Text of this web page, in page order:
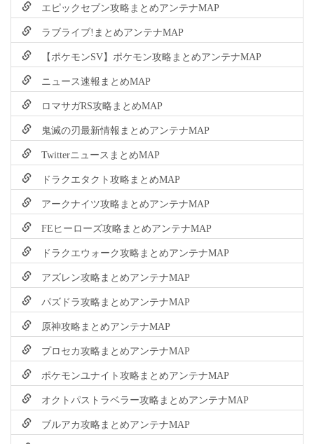
エピックセブン攻略まとめアンテナMAP
ラブライブ!まとめアンテナMAP
【ポケモンSV】ポケモン攻略まとめアンテナMAP
ニュース速報まとめMAP
ロマサガRS攻略まとめMAP
鬼滅の刃最新情報まとめアンテナMAP
TwitterニュースまとめMAP
ドラクエタクト攻略まとめMAP
アークナイツ攻略まとめアンテナMAP
FEヒーローズ攻略まとめアンテナMAP
ドラクエウォーク攻略まとめアンテナMAP
アズレン攻略まとめアンテナMAP
パズドラ攻略まとめアンテナMAP
原神攻略まとめアンテナMAP
プロセカ攻略まとめアンテナMAP
ポケモンユナイト攻略まとめアンテナMAP
オクトパストラベラー攻略まとめアンテナMAP
ブルアカ攻略まとめアンテナMAP